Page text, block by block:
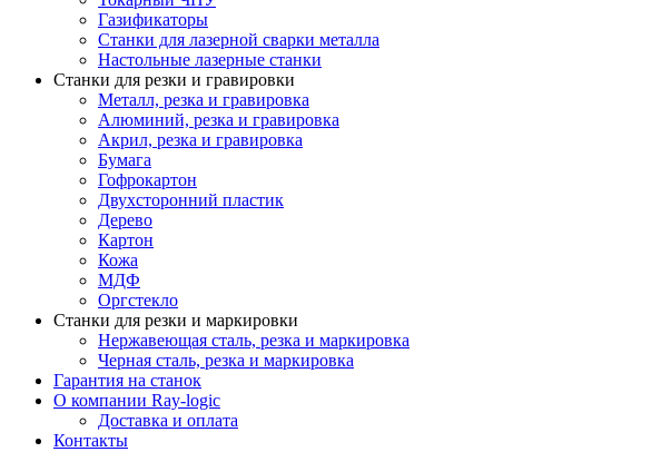
Газификаторы
Cтанки для лазерной сварки металла
Настольные лазерные станки
Станки для резки и гравировки
Металл, резка и гравировка
Алюминий, резка и гравировка
Акрил, резка и гравировка
Бумага
Гофрокартон
Двухсторонний пластик
Дерево
Картон
Кожа
МДФ
Оргстекло
Станки для резки и маркировки
Нержавеющая сталь, резка и маркировка
Черная сталь, резка и маркировка
Гарантия на станок
О компании Ray-logic
Доставка и оплата
Контакты